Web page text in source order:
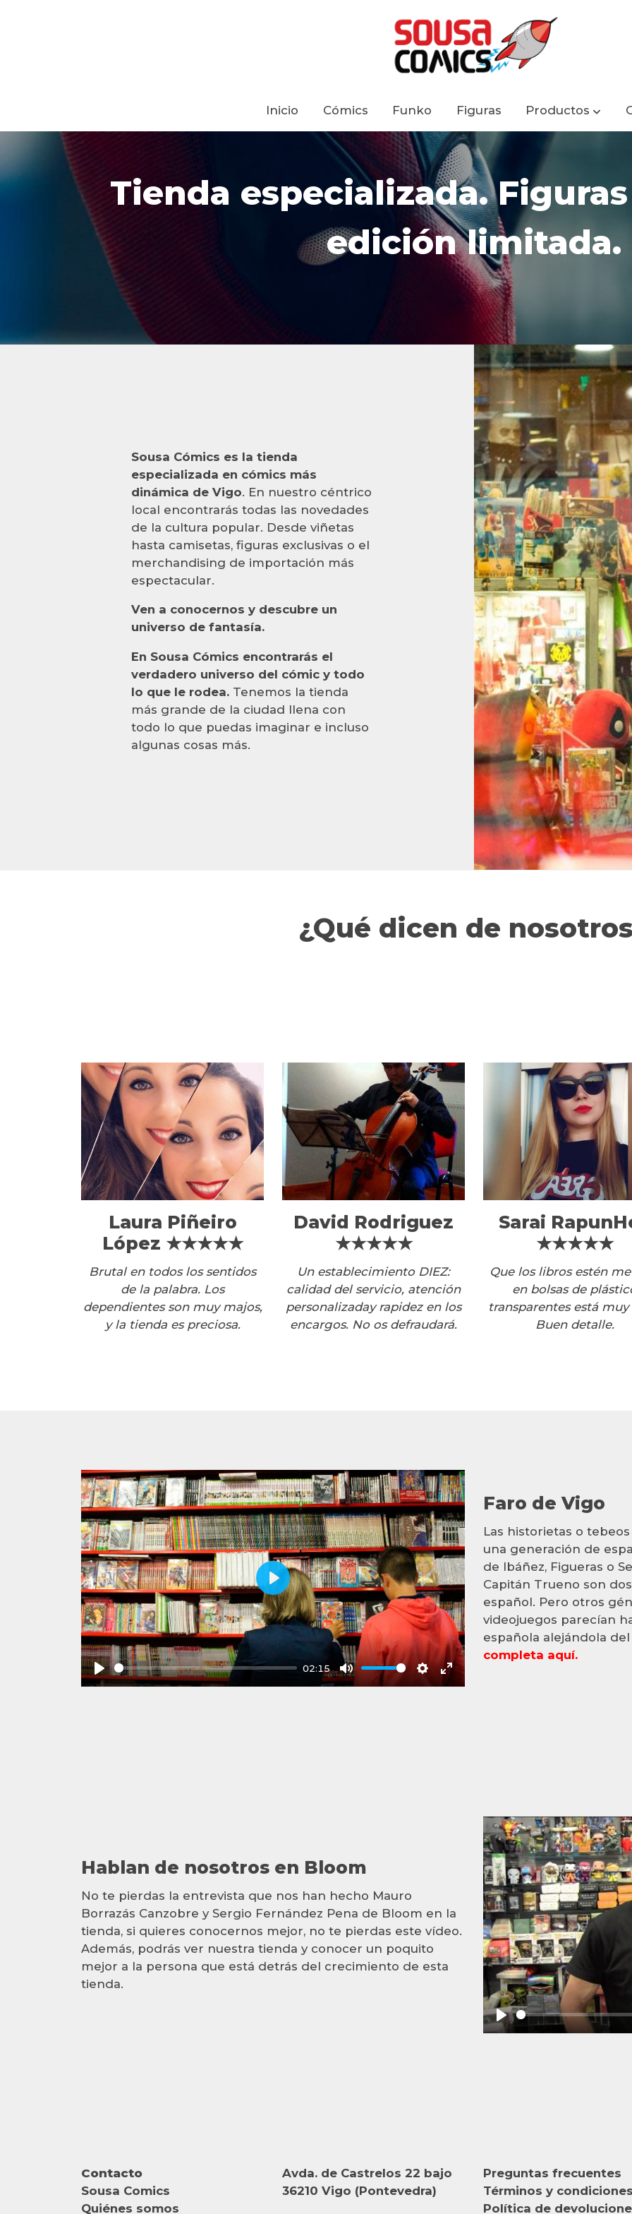
Inicio Cómics Funko Figuras Productos
Tienda especializada.
edición limitada.
Sousa Cómics es la tienda
especializada en cómics más
dinámica de Vigo. En nuestro céntrico
local encontrarás todas las novedades
de la cultura popular. Desde viñetas
hasta camisetas, figuras exclusivas o el
merchandising de importación más
espectacular.
Ven a conocernos y descubre un
universo de fantasía.
En Sousa Cómics encontrarás el
verdadero universo del cómic y todo
lo que le rodea. Tenemos la tienda
más grande de la ciudad llena con
todo lo que puedas imaginar e incluso
algunas cosas más.
¿Qué dicen de
Laura Piñeiro
López ★★★★★
Brutal en todos los sentidos
de la palabra. Los
dependientes son muy majos,
y la tienda es preciosa.
David Rodriguez
★★★★★
Un establecimiento DIEZ:
calidad del servicio, atención
personalizaday rapidez en los
encargos. No os defraudará.
Sarai
★★★★★
Que los libros estén
en bolsas de
transparentes está muy
Buen detalle.
Play
02:15
Mute Settings
Enter
Play
Faro de Vigo
Las historietas o
una generación de
de Ibáñez, Figueras o
Capitán Trueno son
español. Pero otros
videojuegos parecían
española alejándola
completa aquí.
Play
Hablan de nosotros en Bloom
No te pierdas la entrevista que nos han hecho Mauro
Borrazás Canzobre y Sergio Fernández Pena de Bloom en la
tienda, si quieres conocernos mejor, no te pierdas este vídeo.
Además, podrás ver nuestra tienda y conocer un poquito
mejor a la persona que está detrás del crecimiento de esta
tienda.
Contacto
Sousa Comics
Quiénes somos
Avda. de Castrelos 22 bajo
36210 Vigo (Pontevedra)
Preguntas frecuentes
Términos y
Política de